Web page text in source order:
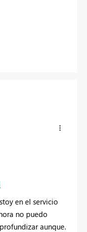
en el servicio
no puedo
aunque.